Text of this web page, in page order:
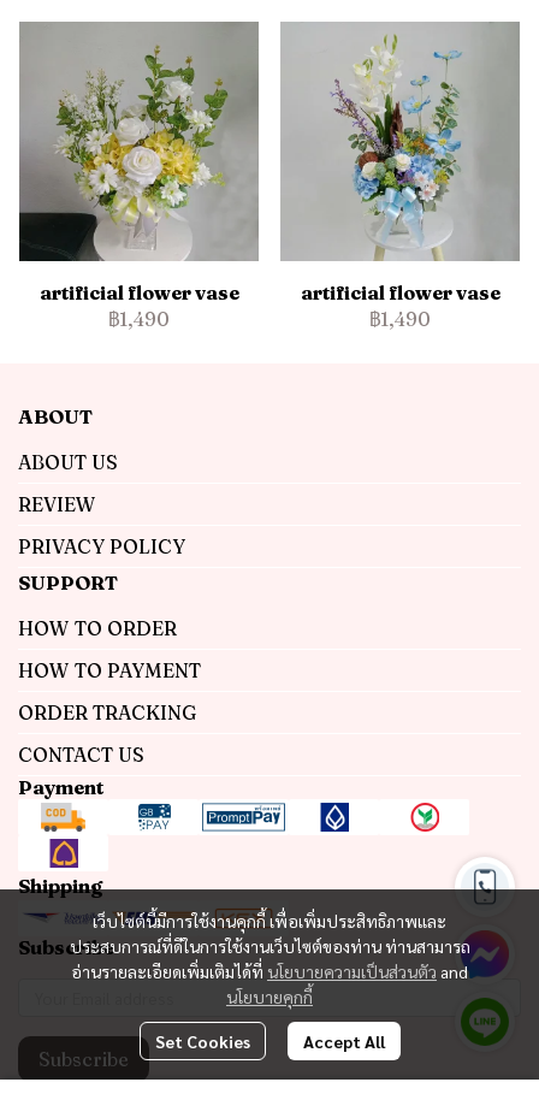
artificial flower vase
฿1,490
artificial flower vase
฿1,490
เว็บไซต์นี้มีการใช้งานคุกกี้ เพื่อเพิ่มประสิทธิภาพและ
ประสบการณ์ที่ดีในการใช้งานเว็บไซต์ของท่าน ท่านสามารถ
อ่านรายละเอียดเพิ่มเติมได้ที่ นโยบายความเป็นส่วนตัว and
นโยบายคุกกี้
Set Cookies Accept All
ABOUT
ABOUT US
REVIEW
PRIVACY POLICY
SUPPORT
HOW TO ORDER
HOW TO PAYMENT
ORDER TRACKING
CONTACT US
Payment
Shipping
Subscribe
Subscribe